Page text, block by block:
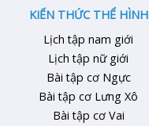
Kiến Thức Thể …
KIẾN THỨC THỂ HÌNH
Lịch tập nam giới
Lịch tập nữ giới
Bài tập cơ Ngực
Bài tập cơ Lưng Xô
Bài tập cơ Vai